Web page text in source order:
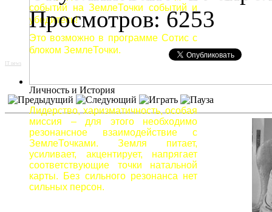
событий на ЗемлеТочки событий и
убедитесь!
Это возможно в программе Сотис с
блоком ЗемлеТочки.
Личность и История
Лидерство, харизматичность, особая
миссия – для этого необходимо
резонансное взаимодействие с
ЗемлеТочками. Земля питает,
усиливает, акцентирует, напрягает
соответствующие точки натальной
карты. Без сильного резонанса нет
сильных персон.
Просмотров: 6253
IT news